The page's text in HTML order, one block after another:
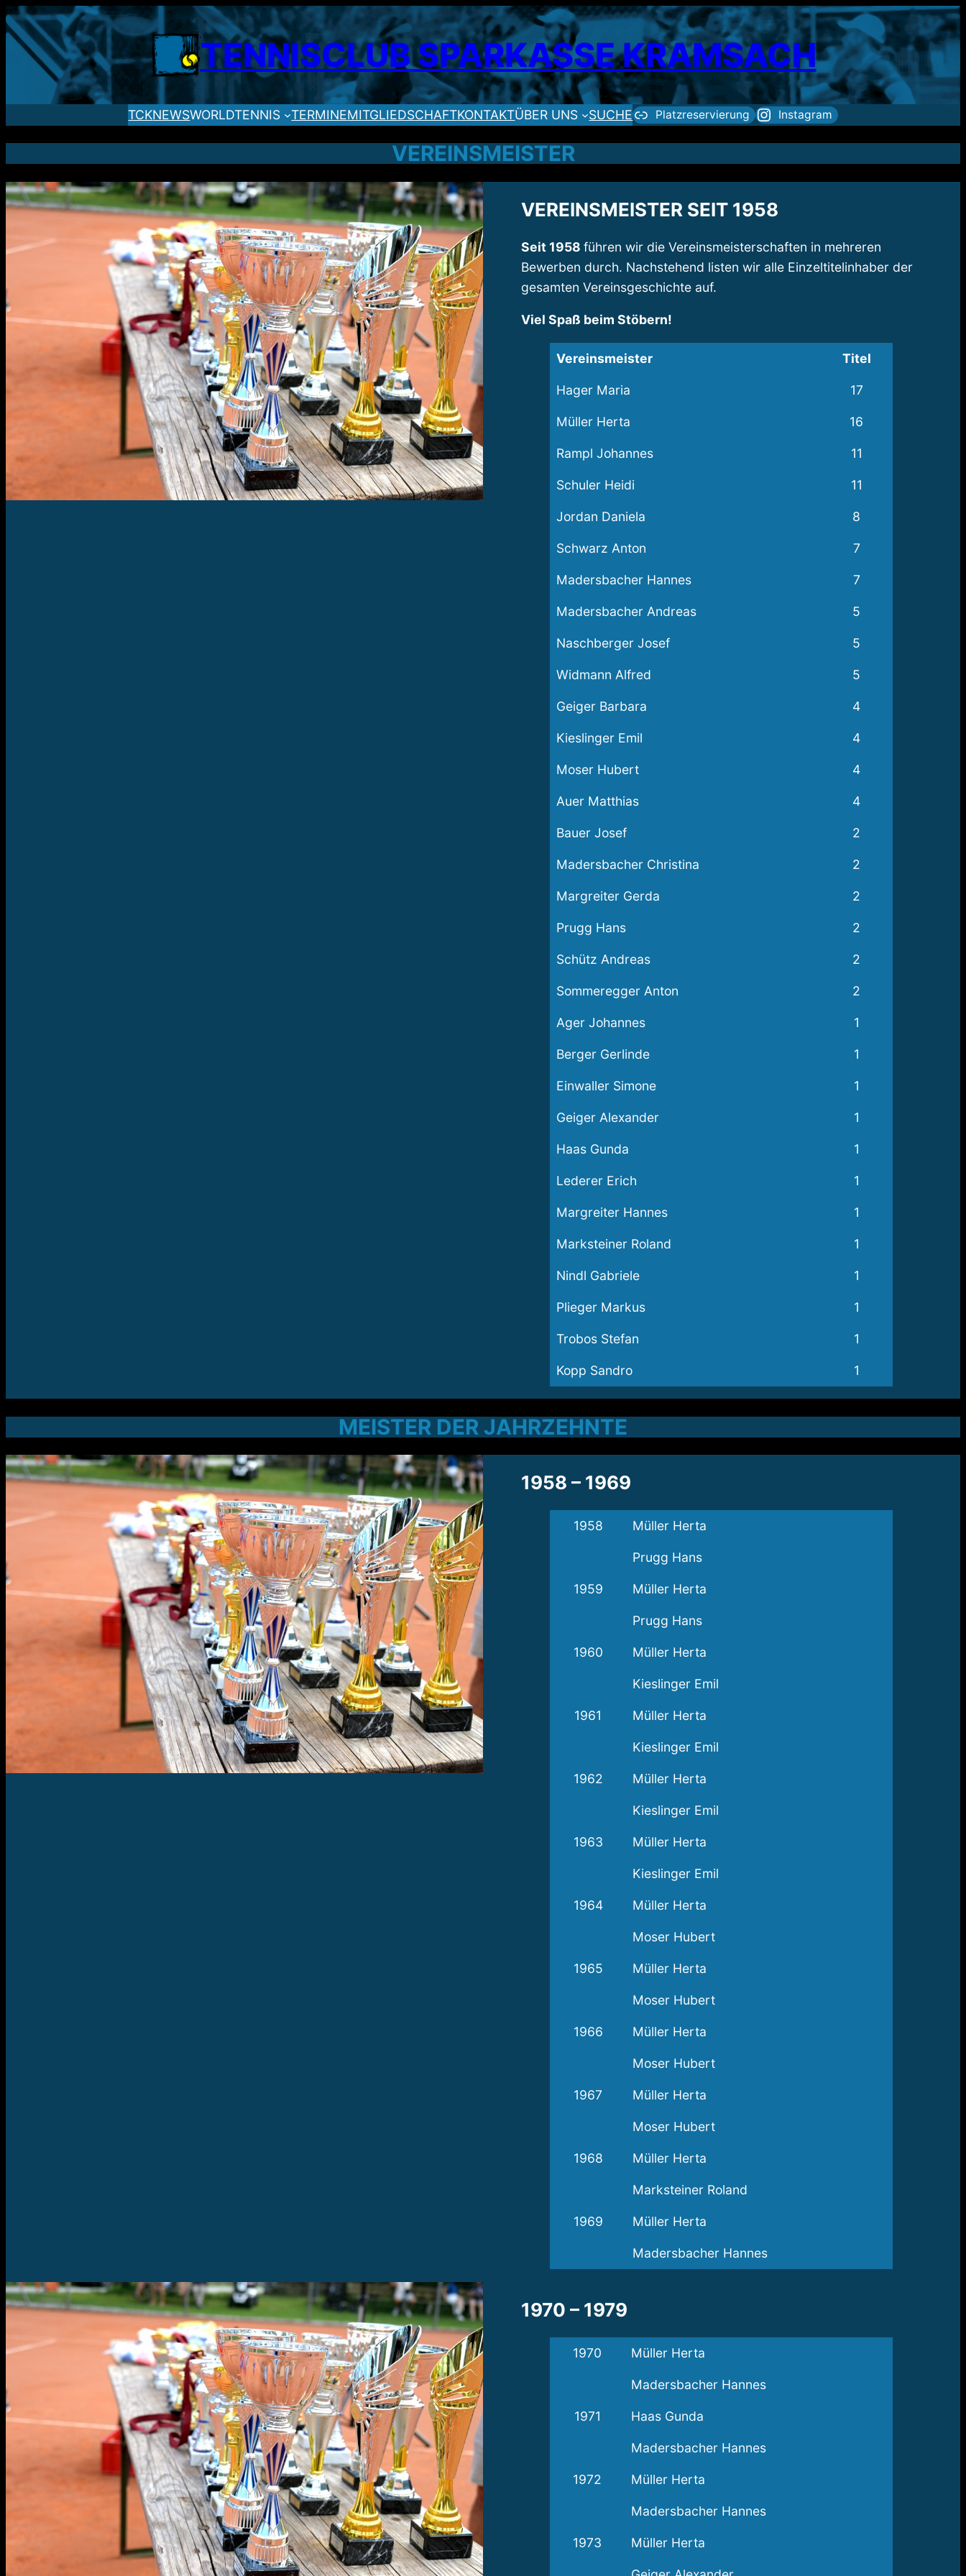
TENNISCLUB SPARKASSE KRAMSACH
TCKNEWSWORLDTENNIS TERMINEMITGLIEDSCHAFTKONTAKTÜBER UNS SUCHE Platzreservierung Instagram
VEREINSMEISTER
VEREINSMEISTER SEIT 1958
Seit 1958führen wir die Vereinsmeisterschaften in mehreren
Bewerben durch. Nachstehend listen wir alle Einzeltitelinhaber der
gesamten Vereinsgeschichte auf.
Viel Spaß beim Stöbern!
Vereinsmeister Titel
Hager Maria 17
Müller Herta 16
Rampl Johannes 11
Schuler Heidi 11
Jordan Daniela 8
Schwarz Anton 7
Madersbacher Hannes 7
Madersbacher Andreas 5
Naschberger Josef 5
Widmann Alfred 5
Geiger Barbara 4
Kieslinger Emil 4
Moser Hubert 4
Auer Matthias 4
Bauer Josef 2
Madersbacher Christina 2
Margreiter Gerda 2
Prugg Hans 2
Schütz Andreas 2
Sommeregger Anton 2
Ager Johannes 1
Berger Gerlinde 1
Einwaller Simone 1
Geiger Alexander 1
Haas Gunda 1
Lederer Erich 1
Margreiter Hannes 1
Marksteiner Roland 1
Nindl Gabriele 1
Plieger Markus 1
Trobos Stefan 1
Kopp Sandro 1
MEISTER DER JAHRZEHNTE
1958 – 1969
1958 Müller Herta
Prugg Hans
1959 Müller Herta
Prugg Hans
1960 Müller Herta
Kieslinger Emil
1961 Müller Herta
Kieslinger Emil
1962 Müller Herta
Kieslinger Emil
1963 Müller Herta
Kieslinger Emil
1964 Müller Herta
Moser Hubert
1965 Müller Herta
Moser Hubert
1966 Müller Herta
Moser Hubert
1967 Müller Herta
Moser Hubert
1968 Müller Herta
Marksteiner Roland
1969 Müller Herta
Madersbacher Hannes
1970 – 1979
1970 Müller Herta
Madersbacher Hannes
1971 Haas Gunda
Madersbacher Hannes
1972 Müller Herta
Madersbacher Hannes
1973 Müller Herta